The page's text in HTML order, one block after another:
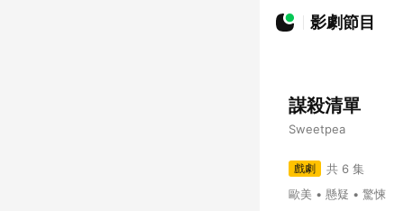
影劇節目
謀殺清單
Sweetpea
戲劇
共 6 集
歐美 • 懸疑 • 驚悚